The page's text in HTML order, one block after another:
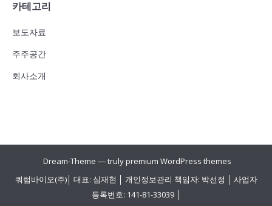
카테고리
보도자료
주주공간
회사소개
Dream-Theme — trulypremium WordPress themes
쿼럼바이오(주)│ 대표: 심재현 │ 개인정보관리 책임자: 박선정 │ 사업자
등록번호: 141-81-33039 │